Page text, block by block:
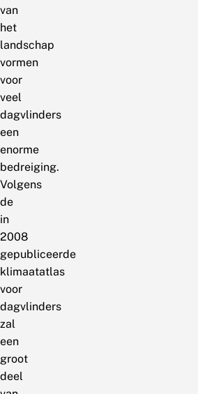
van
het
landschap
vormen
voor
veel
dagvlinders
een
enorme
bedreiging.
Volgens
de
in
2008
gepubliceerde
klimaatatlas
voor
dagvlinders
zal
een
groot
deel